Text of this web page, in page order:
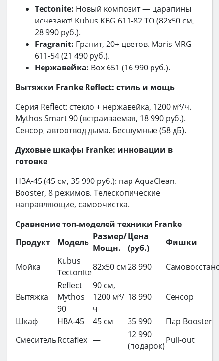
Tectonite: Новый композит — царапины
исчезают! Kubus KBG 611-82 TO (82x50 см,
28 990 руб.).
Fragranit: Гранит, 20+ цветов. Maris MRG
611-54 (21 490 руб.).
Нержавейка: Box 651 (16 990 руб.).
Вытяжки Franke Reflect: стиль и мощь
Серия Reflect: стекло + нержавейка, 1200 м³/ч.
Mythos Smart 90 (встраиваемая, 18 990 руб.).
Сенсор, автоотвод дыма. Бесшумные (58 дБ).
Духовые шкафы Franke: инновации в
готовке
HBA-45 (45 см, 35 990 руб.): пар AquaClean,
Booster, 8 режимов. Телескопические
направляющие, самоочистка.
Сравнение топ-моделей техники Franke
Продукт
Модель
Размер/
Мощн.
Цена
(руб.)
Фишки
Мойка
Kubus
Tectonite
82x50 см28 990
Вытяжка
Reflect
Mythos
90
90 см,
1200 м³/
ч
18 990 Сенсор
Шкаф HBA-45 45 см 35 990
Пар Booster
СмесительRotaflex —
12 990
(подарок)
Pull-out